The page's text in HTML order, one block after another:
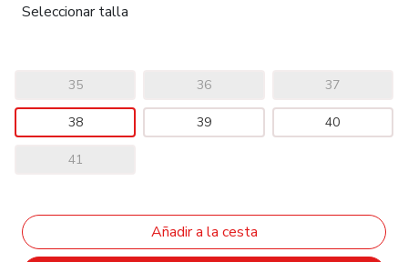
Seleccionar talla
35 36 37
38 39 40
41